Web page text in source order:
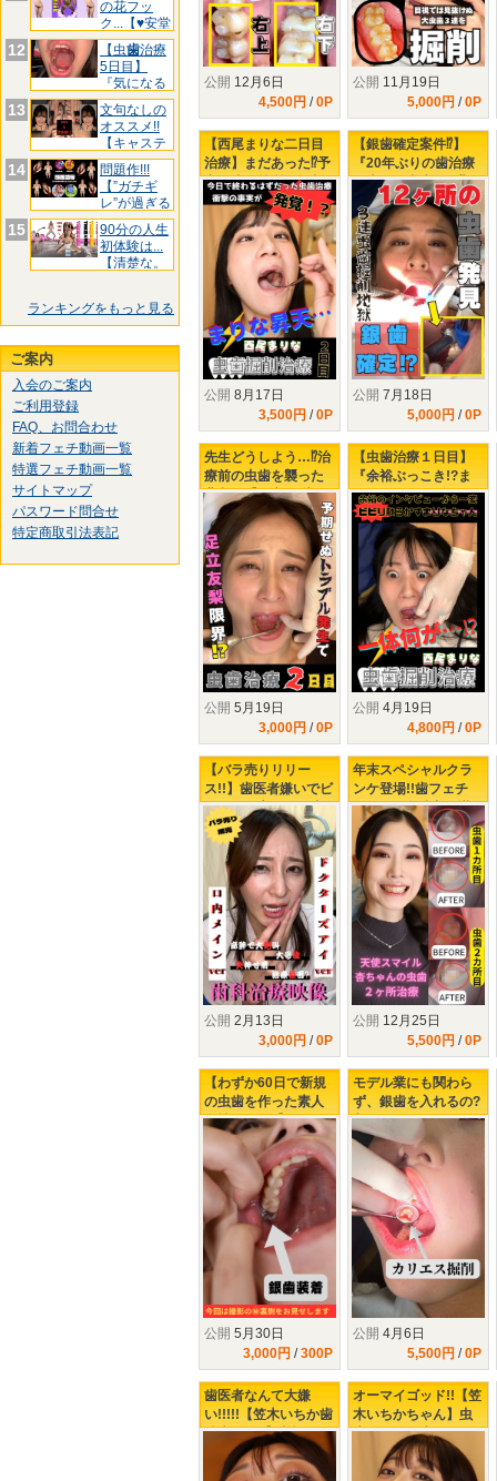
の花フッ
ク...【♥安堂
は
12 【虫歯治療
5日目】
『気になる
前歯3箇
13
文句なしの
オススメ!!
【キャステ
ィン
14
問題作!!!
【”ガチギ
レ”が過ぎる
た
15
90分の人生
初体験は...
【清楚な。
ランキングをもっと見る
ご案内
入会のご案内
ご利用登録
FAQ、お問合わせ
新着フェチ動画一覧
特選フェチ動画一覧
サイトマップ
パスワード問合せ
特定商取引法表記
公開 12月6日
4,500円 /0P
公開 11月19日
5,000円 /0P
【西尾まりな二日目
治療】まだあった⁉予
定と違う箇所の掘削
虫歯を撃退せよ！
公開 8月17日
3,500円 /0P
【銀歯確定案件⁉】
『20年ぶりの歯治療
で大量の虫歯発見⁉』
左下3連掘削治療で
KO寸前の楓さん‼
公開 7月18日
5,000円 /0P
先生どうしよう…⁉治
療前の虫歯を襲った
悲劇…【足立友梨の
虫歯治療2日目】
公開 5月19日
3,000円 /0P
【虫歯治療１日目】
『余裕ぶっこき!?ま
りなちゃん♥３年ぶり
の歯医者で下される
タービンの制裁』
公開 4月19日
4,800円 /0P
【バラ売りリリー
ス!!】歯医者嫌いでビ
ビりの足立さんの虫
歯治療の末路...
公開 2月13日
3,000円 /0P
年末スペシャルクラ
ンケ登場!!歯フェチ
LABOが全精力を掛け
て口説きました!!最強
美女【 小松杏の虫歯
２ヶ所治療】
公開 12月25日
5,500円 /0P
【わずか60日で新規
の虫歯を作った素人
女性Aさん...】3回目
の治療確定!!今回は裏
の裏の裏の裏までお
見せしちゃいますw
公開 5月30日
3,000円 /300P
モデル業にも関わら
ず、銀歯を入れるの?
入れないの?どっちな
んだい!!【虫歯が全部
で3本!!】歯医者嫌い
のクランケ正体は?
公開 4月6日
5,500円 /0P
歯医者なんて大嫌
い!!!!!【笠木いちか歯
治療2日目】覚悟のお
さげ!!つ、ついに!!こ
の日が!!!!!!!!!!!
オーマイゴッド!!【笠
木いちかちゃん】虫
歯発見!!!銀歯になる
の？ならないの？ど
っちなんだい!!!!!!!!!